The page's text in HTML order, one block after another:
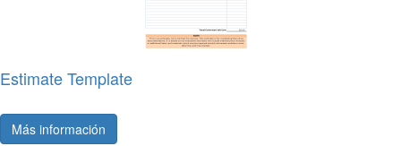
Estimate Template
Más información